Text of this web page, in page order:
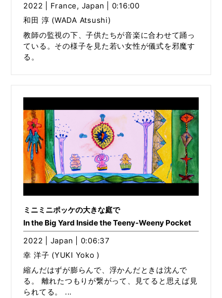
2022 | France, Japan | 0:16:00
和田 淳 (WADA Atsushi)
教師の監視の下、子供たちが音楽に合わせて踊っ
ている。その様子を見た若い女性が儀式を邪魔す
る。
ミニミニポッケの大きな庭で
In the Big Yard Inside the Teeny-Weeny Pocket
2022 | Japan | 0:06:37
幸 洋子 (YUKI Yoko )
縮んだはずが膨らんで、浮かんだときは沈んで
る。 離れたつもりが繋がって、見てると思えば見
られてる。 ...